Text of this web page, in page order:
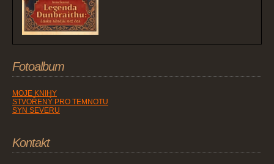
Fotoalbum
MOJE KNIHY
STVOŘENÝ PRO TEMNOTU
SYN SEVERU
Kontakt